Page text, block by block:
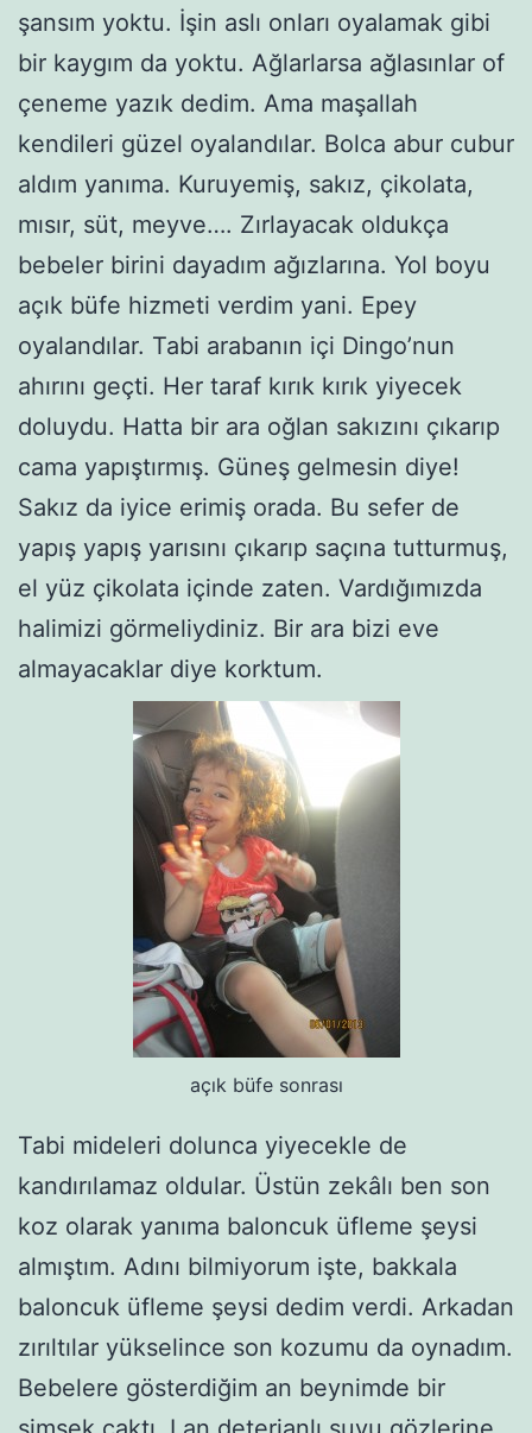
şansım yoktu. İşin aslı onları oyalamak gibi
bir kaygım da yoktu. Ağlarlarsa ağlasınlar of
çeneme yazık dedim. Ama maşallah
kendileri güzel oyalandılar. Bolca abur cubur
aldım yanıma. Kuruyemiş, sakız, çikolata,
mısır, süt, meyve…. Zırlayacak oldukça
bebeler birini dayadım ağızlarına. Yol boyu
açık büfe hizmeti verdim yani. Epey
oyalandılar. Tabi arabanın içi Dingo’nun
ahırını geçti. Her taraf kırık kırık yiyecek
doluydu. Hatta bir ara oğlan sakızını çıkarıp
cama yapıştırmış. Güneş gelmesin diye!
Sakız da iyice erimiş orada. Bu sefer de
yapış yapış yarısını çıkarıp saçına tutturmuş,
el yüz çikolata içinde zaten. Vardığımızda
halimizi görmeliydiniz. Bir ara bizi eve
almayacaklar diye korktum.
açık büfe sonrası
Tabi mideleri dolunca yiyecekle de
kandırılamaz oldular. Üstün zekâlı ben son
koz olarak yanıma baloncuk üfleme şeysi
almıştım. Adını bilmiyorum işte, bakkala
baloncuk üfleme şeysi dedim verdi. Arkadan
zırıltılar yükselince son kozumu da oynadım.
Bebelere gösterdiğim an beynimde bir